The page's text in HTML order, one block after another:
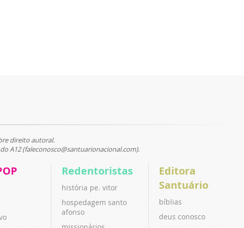
direito autoral.
A12 (faleconosco@santuarionacional.com).
Redentoristas
história pe. vitor
hospedagem santo
afonso
Editora
Santuário
bíblias
deus conosco